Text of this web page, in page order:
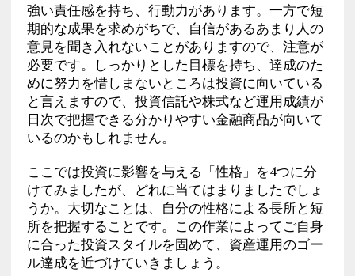
強い責任感を持ち、行動力があります。一方で短
期的な成果を求めがちで、自信があるあまり人の
意見を聞き入れないことがありますので、注意が
必要です。しっかりとした目標を持ち、達成のた
めに努力を惜しまないところは投資に向いている
と言えますので、投資信託や株式など運用成績が
日次で把握できる分かりやすい金融商品が向いて
いるのかもしれません。
ここでは投資に影響を与える「性格」を4つに分
けてみましたが、どれに当てはまりましたでしょ
うか。大切なことは、自分の性格による長所と短
所を把握することです。この作業によってご自身
に合った投資スタイルを固めて、資産運用のゴー
ル達成を近づけていきましょう。